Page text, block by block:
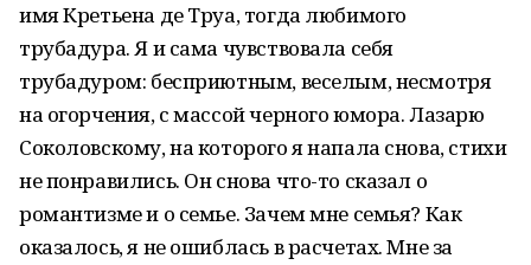
имя Кретьена де Труа, тогда любимого
трубадура. Я и сама чувствовала себя
трубадуром: бесприютным, веселым, несмотря
на огорчения, с массой черного юмора. Лазарю
Соколовскому, на которого я напала снова, стихи
не понравились. Он снова что-то сказал о
романтизме и о семье. Зачем мне семья? Как
оказалось, я не ошиблась в расчетах. Мне за